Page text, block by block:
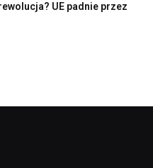
UE padnie przez